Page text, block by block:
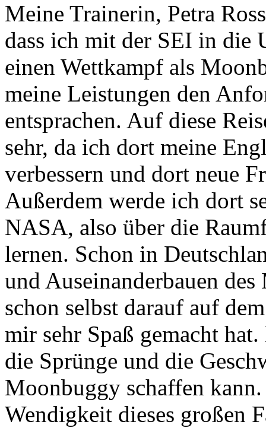
Meine Trainerin, Petra
dass ich mit der SEI in die
einen Wettkampf als
meine Leistungen den
entsprachen. Auf diese
sehr, da ich dort meine
verbessern und dort neue
Außerdem werde ich dort
NASA, also über die
lernen. Schon in
und Auseinanderbauen
schon selbst darauf auf
mir sehr Spaß gemacht
die Sprünge und die
Moonbuggy schaffen
Wendigkeit dieses großen